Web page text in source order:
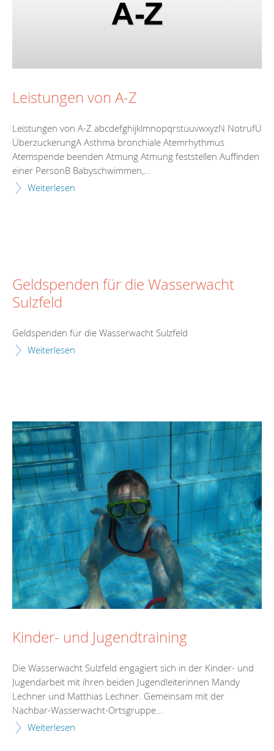
Leistungen von A-Z
Leistungen von A-Z abcdefghijklmnopqrstüuvwxyzN NotrufÜ
ÜberzuckerungA Asthma bronchiale Atemrhythmus
Atemspende beenden Atmung Atmung feststellen Auffinden
einer PersonB Babyschwimmen,...
Weiterlesen
Geldspenden für die Wasserwacht
Sulzfeld
Geldspenden für die Wasserwacht Sulzfeld
Weiterlesen
Kinder- und Jugendtraining
Die Wasserwacht Sulzfeld engagiert sich in der Kinder- und
Jugendarbeit mit ihren beiden Jugendleiterinnen Mandy
Lechner und Matthias Lechner. Gemeinsam mit der
Nachbar-Wasserwacht-Ortsgruppe...
Weiterlesen